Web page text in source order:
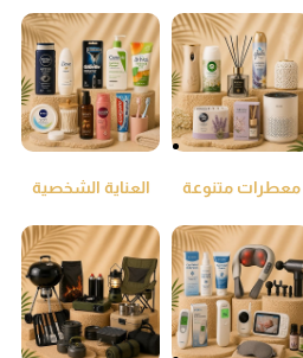
معطرات متنوعة
العناية الشخصية